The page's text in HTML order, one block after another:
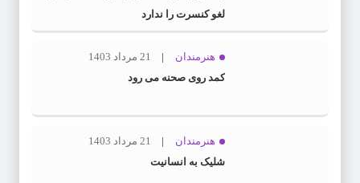
لغو کنسرت را ندارد
هنرمندان
21 مرداد 1403
کمد روی صحنه می رود
هنرمندان
21 مرداد 1403
شلیک به انسانیت